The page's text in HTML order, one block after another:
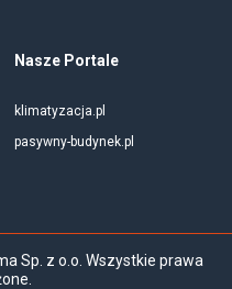
Nasze Portale
klimatyzacja.pl
pasywny-budynek.pl
Sp. z o.o. Wszystkie prawa